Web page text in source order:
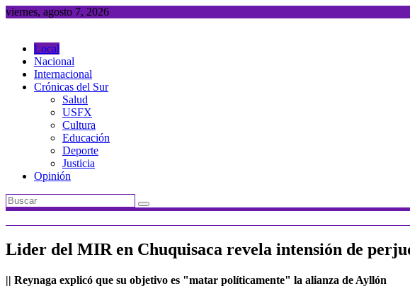
Saltar
viernes, agosto 7, 2026
Local
Nacional
Internacional
Crónicas del Sur
Salud
USFX
Cultura
Educación
Deporte
Justicia
Opinión
Lider del MIR en Chuquisaca revela intensión de
|| Reynaga explicó que su objetivo es "matar políticamente" la alianza de Ayllón